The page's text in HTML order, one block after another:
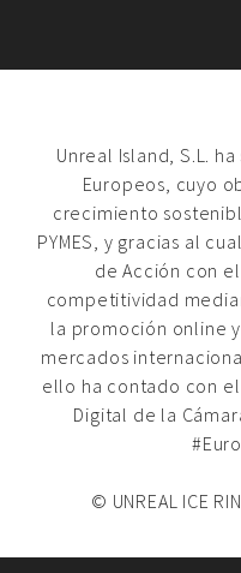
Unreal Island, S.L.
Europeos, cuyo
crecimiento
PYMES, y gracias al
de Acción con
competitividad
la promoción online
mercados
ello ha contado con
Digital de la
© UNREAL ICE